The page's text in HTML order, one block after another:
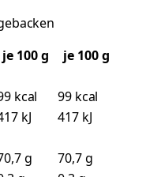
je 100g
je 100 g
kcal
99 kcal
kJ
417 kJ
g
70,7 g